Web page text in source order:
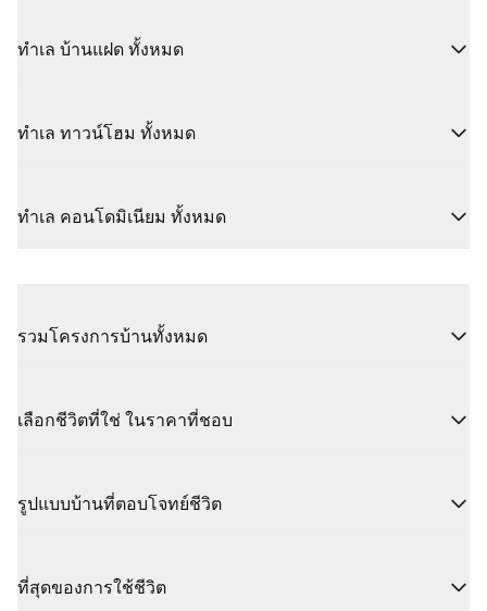
ทำเล บ้านแฝด ทั้งหมด
ทำเล ทาวน์โฮม ทั้งหมด
ทำเล คอนโดมิเนียม ทั้งหมด
รวมโครงการบ้านทั้งหมด
เลือกชีวิตที่ใช่ ในราคาที่ชอบ
รูปแบบบ้านที่ตอบโจทย์ชีวิต
ที่สุดของการใช้ชีวิต